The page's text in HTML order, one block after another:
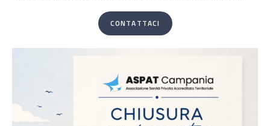
CONTATTACI